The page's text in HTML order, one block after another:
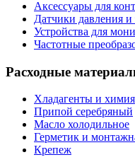
Аксессуары для
Датчики давления
Устройства для
Частотные
Расходные
Хладагенты и химия
Припой серебряный
Масло холодильное
Герметик и
Крепеж